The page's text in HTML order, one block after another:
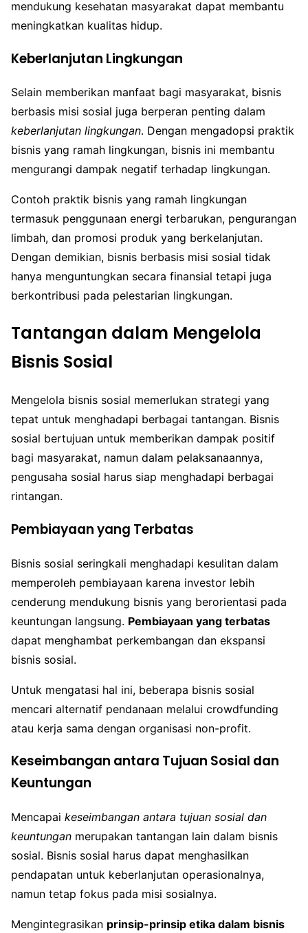
mendukung kesehatan masyarakat dapat membantu
meningkatkan kualitas hidup.
Keberlanjutan Lingkungan
Selain memberikan manfaat bagi masyarakat, bisnis
berbasis misi sosial juga berperan penting dalam
keberlanjutan lingkungan. Dengan mengadopsi praktik
bisnis yang ramah lingkungan, bisnis ini membantu
mengurangi dampak negatif terhadap lingkungan.
Contoh praktik bisnis yang ramah lingkungan
termasuk penggunaan energi terbarukan, pengurangan
limbah, dan promosi produk yang berkelanjutan.
Dengan demikian, bisnis berbasis misi sosial tidak
hanya menguntungkan secara finansial tetapi juga
berkontribusi pada pelestarian lingkungan.
Tantangan dalam Mengelola
Bisnis Sosial
Mengelola bisnis sosial memerlukan strategi yang
tepat untuk menghadapi berbagai tantangan. Bisnis
sosial bertujuan untuk memberikan dampak positif
bagi masyarakat, namun dalam pelaksanaannya,
pengusaha sosial harus siap menghadapi berbagai
rintangan.
Pembiayaan yang Terbatas
Bisnis sosial seringkali menghadapi kesulitan dalam
memperoleh pembiayaan karena investor lebih
cenderung mendukung bisnis yang berorientasi pada
keuntungan langsung. Pembiayaan yang terbatas
dapat menghambat perkembangan dan ekspansi
bisnis sosial.
Untuk mengatasi hal ini, beberapa bisnis sosial
mencari alternatif pendanaan melalui crowdfunding
atau kerja sama dengan organisasi non-profit.
Keseimbangan antara Tujuan Sosial dan
Keuntungan
Mencapai keseimbangan antara tujuan sosial dan
keuntungan merupakan tantangan lain dalam bisnis
sosial. Bisnis sosial harus dapat menghasilkan
pendapatan untuk keberlanjutan operasionalnya,
namun tetap fokus pada misi sosialnya.
Mengintegrasikan prinsip-prinsip etika dalam bisnis